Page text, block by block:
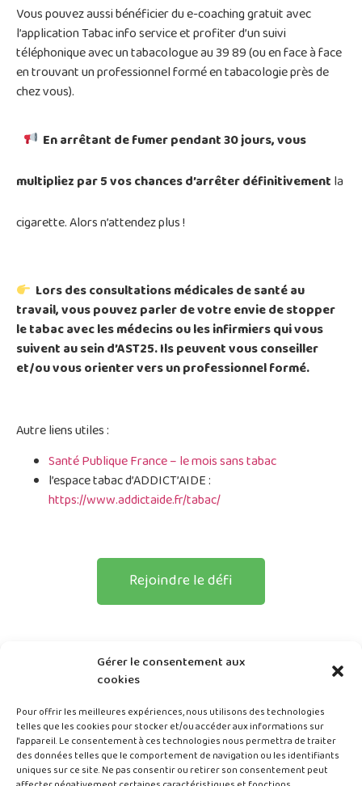
Gérer le consentement aux
cookies
Pour offrir les meilleures expériences, nous utilisons des technologies
telles que les cookies pour stocker et/ou accéder aux informations sur
l'appareil. Le consentement à ces technologies nous permettra de traiter
des données telles que le comportement de navigation ou les identifiants
uniques sur ce site. Ne pas consentir ou retirer son consentement peut
Vous pouvez aussi bénéficier du e-coaching gratuit avec
l’application Tabac info service et profiter d’un suivi
téléphonique avec un tabacologue au 39 89 (ou en face à face
en trouvant un professionnel formé en tabacologie près de
chez vous).
En arrêtant de fumer pendant 30 jours, vous
multipliez par 5 vos chances d’arrêter définitivementla
cigarette. Alors n’attendez plus !
Lors des consultations médicales de santé au
travail, vous pouvez parler de votre envie de stopper
le tabac avec les médecins ou les infirmiers qui vous
suivent au sein d’AST25.Ils peuvent vous conseiller
et/ou vous orienter vers un professionnel formé.
Autre liens utiles :
Santé Publique France – le mois sans tabac
l’espace tabac d’ADDICT’AIDE :
https://www.addictaide.fr/tabac/
Rejoindre le défi